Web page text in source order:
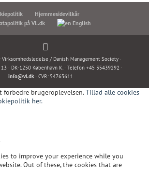
Hjemmesidevilkår
på VL.dk
English
Virksomhedsledelse / Danish Management Society ·
· DK-1250 København K. · Telefon +45 35439292 ·
info@vl.dk· CVR: 54763611
forbedre brugeroplevelsen.Tillad alle cookies
her.
to improve your experience while you
Out of these, the cookies that are